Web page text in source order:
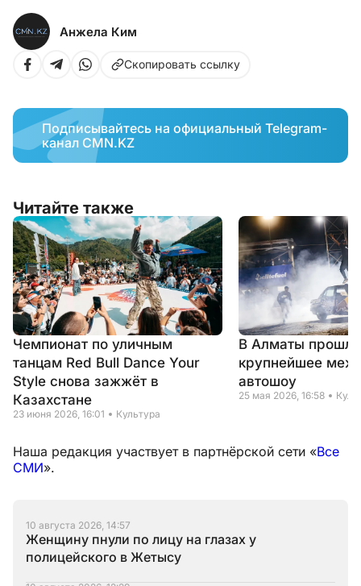
Анжела Ким
Скопировать ссылку
Подписывайтесь на официальный Telegram-
канал CMN.KZ
Читайте также
Чемпионат по уличным
танцам Red Bull Dance Your
Style снова зажжёт в
Казахстане
23 июня 2026, 16:01 Культура
В Алматы прошло
крупнейшее
автошоу
25 мая 2026, 16:58
Наша редакция участвует в партнёрской сети «Все
СМИ».
10 августа 2026, 14:57
Женщину пнули по лицу на глазах у
полицейского в Жетысу